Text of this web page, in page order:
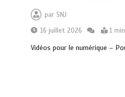
par SNJ
16 juillet 2026
1
Vidéos pour le numérique –